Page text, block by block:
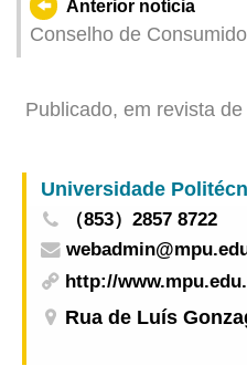
Anterior notícia
Conselho de
sobre a realização de
feiras ou exposições
Publicado, em revista
Universidade
（853）2857 8722
http://
Rua de Luís